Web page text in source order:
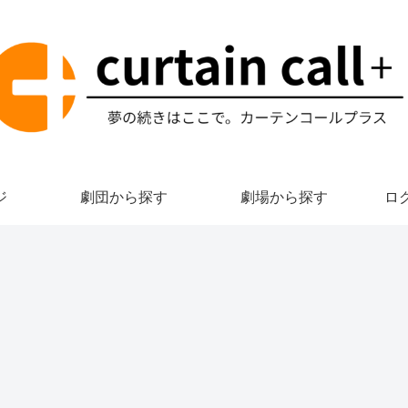
劇団から探す 劇場から探す ロ